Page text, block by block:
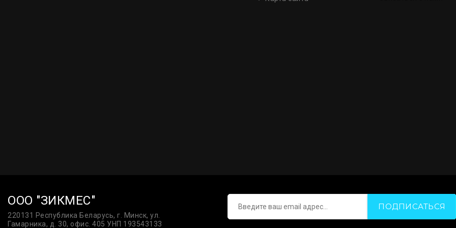
ООО "ЗИКМЕС"
220131 Республика Беларусь, г. Минск, ул.
Гамарника, д. 30, офис. 405 УНП 193543133
ПОДПИСАТЬСЯ